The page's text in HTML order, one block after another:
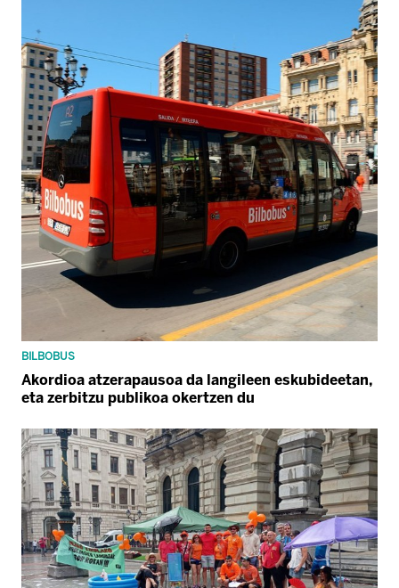
BILBOBUS
Akordioa atzerapausoa da langileen eskubideetan,
eta zerbitzu publikoa okertzen du